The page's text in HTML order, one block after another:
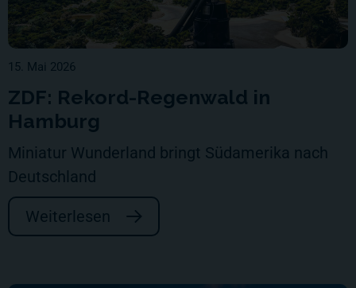
15. Mai 2026
ZDF: Rekord-Regenwald in
Hamburg
Miniatur Wunderland bringt Südamerika nach
Deutschland
Weiterlesen